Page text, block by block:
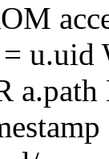
u.uid